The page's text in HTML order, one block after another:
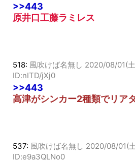
>>443
原井口工藤ラミレス
518: 風吹けば名無し 2020/08/01(
ID:nITD/jXj0
>>443
高津がシンカー2種類でリア
537: 風吹けば名無し 2020/08/01(
ID:e9a3QLNo0